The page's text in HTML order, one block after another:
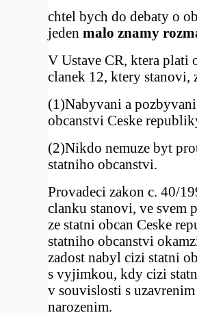
chtel bych do debaty o
jeden malo znamy
V Ustave CR, ktera plati
clanek 12, ktery stanovi,
(1)Nabyvani a
obcanstvi Ceske
(2)Nikdo nemuze byt
statniho obcanstvi.
Provadeci zakon c. 40/
clanku stanovi, ve svem
ze statni obcan Ceske
statniho obcanstvi
zadost nabyl cizi statni
s vyjimkou, kdy cizi
v souvislosti s
narozenim.